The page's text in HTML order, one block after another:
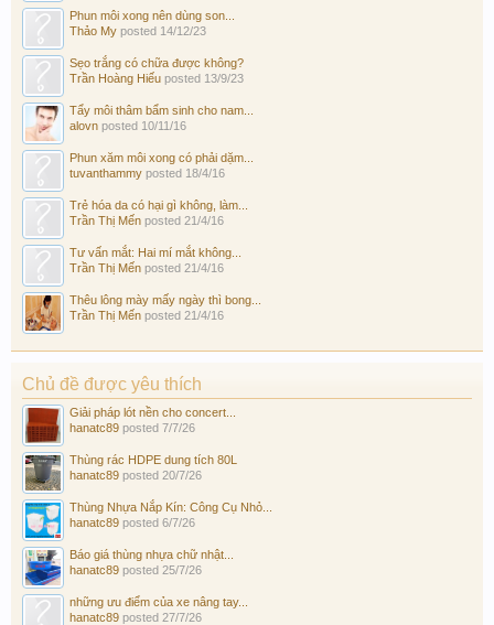
Phun môi xong nên dùng son...
Thảo My posted 14/12/23
Sẹo trắng có chữa được không?
Trần Hoàng Hiếu posted 13/9/23
Tẩy môi thâm bẩm sinh cho nam...
alovn posted 10/11/16
Phun xăm môi xong có phải dặm...
tuvanthammy posted 18/4/16
Trẻ hóa da có hại gì không, làm...
Trần Thị Mến posted 21/4/16
Tư vấn mắt: Hai mí mắt không...
Trần Thị Mến posted 21/4/16
Thêu lông mày mấy ngày thì bong...
Trần Thị Mến posted 21/4/16
Chủ đề được yêu thích
Giải pháp lót nền cho concert...
hanatc89 posted 7/7/26
Thùng rác HDPE dung tích 80L
hanatc89 posted 20/7/26
Thùng Nhựa Nắp Kín: Công Cụ Nhỏ...
hanatc89 posted 6/7/26
Báo giá thùng nhựa chữ nhật...
hanatc89 posted 25/7/26
những ưu điểm của xe nâng tay...
hanatc89 posted 27/7/26